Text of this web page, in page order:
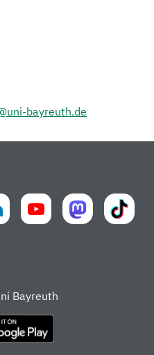
bayreuth.de
Bayreuth